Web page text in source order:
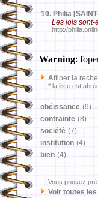
10. Philia
Les lois sont-
http://
Warning:
Affiner la
* la liste est
obéissance (9)
contrainte (8)
société (7)
institution (4)
bien (4)
Vous pouvez
Voir toutes